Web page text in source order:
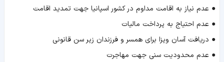
● عدم نیاز به اقامت مداوم در کشور اسپانیا جهت تمدید اقامت
● عدم احتیاج به پرداخت مالیات
● دریافت آسان ویزا برای همسر و فرزندان زیر سن قانونی
● عدم محدودیت سنی جهت مهاجرت